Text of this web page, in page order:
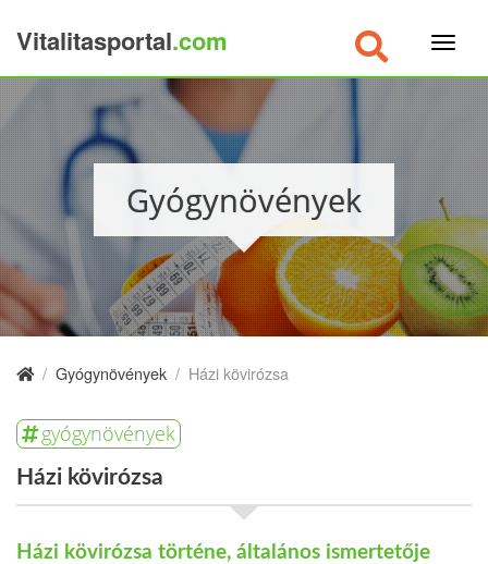
Vitalitasportal.com
Gyógynövények
/ Gyógynövények / Házi kövirózsa
gyógynövények
Házi kövirózsa
Házi kövirózsa történe, általános ismertetője
×